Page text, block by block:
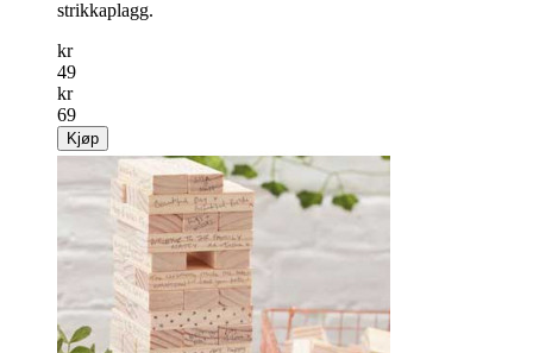
strikkaplagg.
kr
49
kr
69
Kjøp